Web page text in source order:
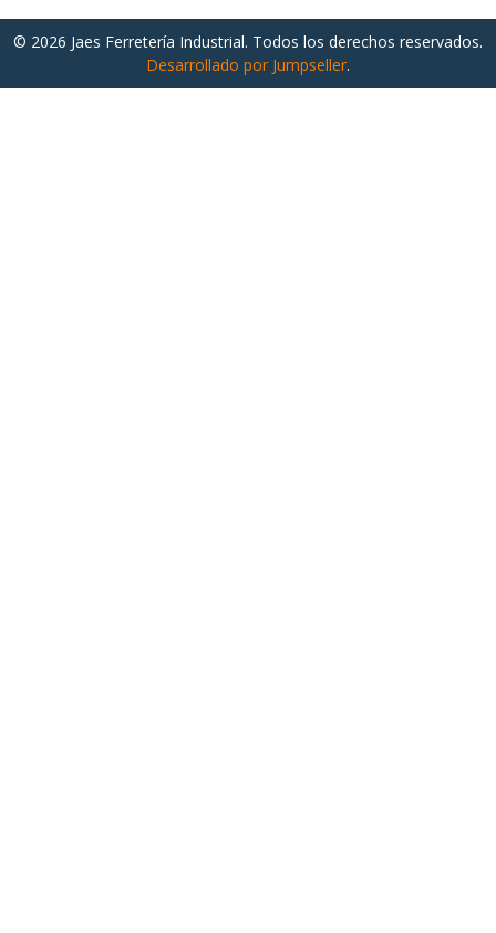
© 2026 Jaes Ferretería Industrial. Todos los derechos reservados.
Desarrollado por Jumpseller.